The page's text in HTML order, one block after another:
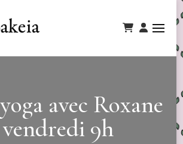
avec Roxane
9h